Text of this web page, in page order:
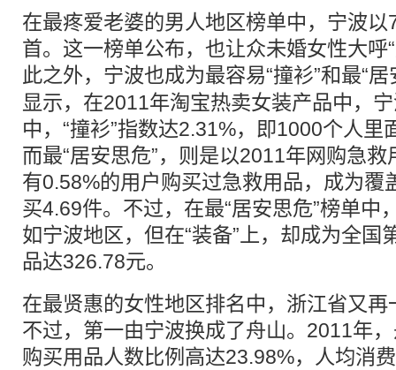
在最疼爱老婆的男人地区榜单中，宁波
首。这一榜单公布，也让众未婚女性大呼
此之外，宁波也成为最容易“撞衫”和最“居
显示，在2011年淘宝热卖女装产品中，
中，“撞衫”指数达2.31%，即1000个人
而最“居安思危”，则是以2011年网购急
有0.58%的用户购买过急救用品，成为覆
买4.69件。不过，在最“居安思危”榜单中
如宁波地区，但在“装备”上，却成为全国
品达326.78元。
在最贤惠的女性地区排名中，浙江省又
不过，第一由宁波换成了舟山。2011年
购买用品人数比例高达23.98%，人均消